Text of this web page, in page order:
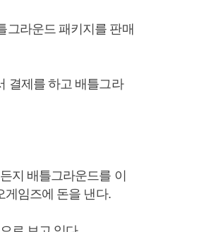
그라운드 패키지를 판매
결제를 하고 배틀그라
지 배틀그라운드를 이
게임즈에 돈을 낸다.